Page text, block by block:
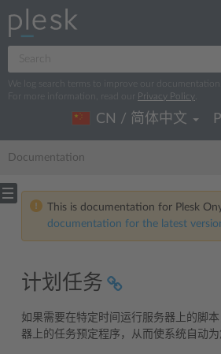
We log search terms to improve our documentation.
For more information, read our
Privacy Policy
CN / 简体中文
Documentation
This is documentation for Plesk
documentation for the latest
计划任务
如果需要在特定时间运行服务器上的脚
器上的任务预定程序，从而使系统自动为